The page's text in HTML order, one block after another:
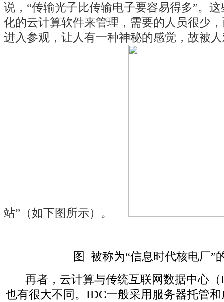
说，“传输光子比传输电子要容易得多”。
化的云计算软件来管理，需要的人员很少
进入参观，让人有一种神秘的感觉，故被
站”（如下图所示）。
图 被称为“信息时代核电厂”
再者，云计算与传统互联网数据中心
也有很大不同。IDC一般采用服务器托管